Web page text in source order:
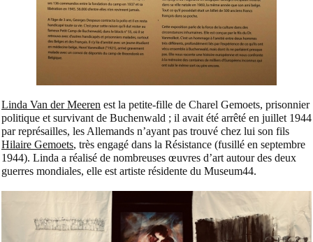
Linda Van der Meeren est la petite-fille de Charel Gemoets, prisonnier
politique et survivant de Buchenwald ; il avait été arrêté en juillet 1944
par représailles, les Allemands n’ayant pas trouvé chez lui son fils
Hilaire Gemoets, très engagé dans la Résistance (fusillé en septembre
1944). Linda a réalisé de nombreuses œuvres d’art autour des deux
guerres mondiales, elle est artiste résidente du Museum44.